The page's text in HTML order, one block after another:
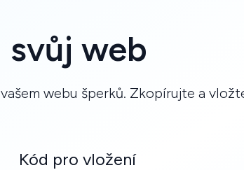
svůj web
webu šperků. Zkopírujte a
Kód pro vložení